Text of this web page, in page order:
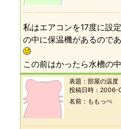
私はエアコンを17度に設
の中に保温機があるので
この前はかったら水槽の
表題： 部屋の温度
投稿日時： 2006-
名前
ももっぺ